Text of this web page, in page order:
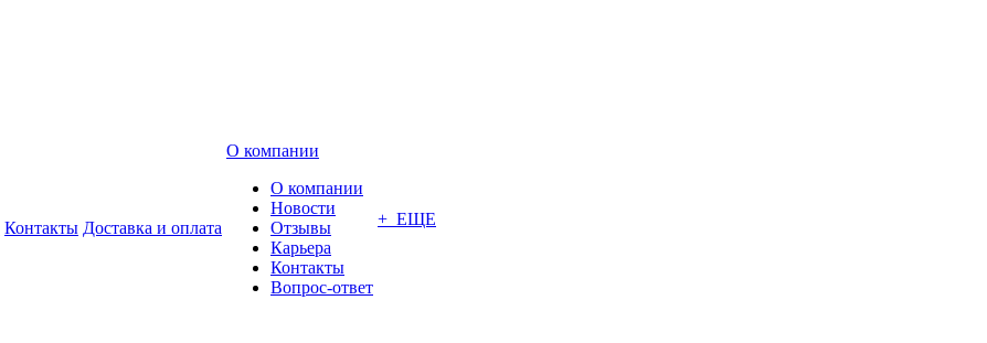
Контакты Доставка и оплата
О компании
О компании
Новости
Отзывы
Карьера
Контакты
Вопрос-ответ
+ ЕЩЕ